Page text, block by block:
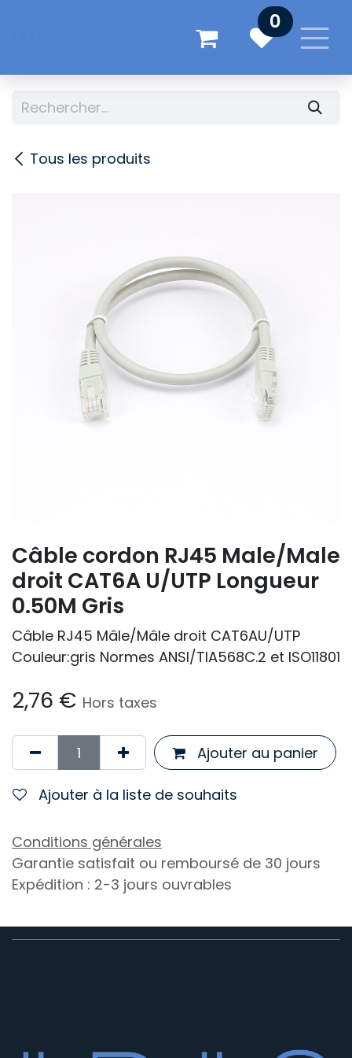
0
Tous les produits
Câble cordon RJ45 Male/Male
droit CAT6A U/UTP Longueur
0.50M Gris
Câble RJ45 Mâle/Mâle droit CAT6AU/UTP
Couleur:gris Normes ANSI/TIA568C.2 et ISO11801
2,76 € Hors taxes
Ajouter au panier
Ajouter à la liste de souhaits
Conditions générales
Garantie satisfait ou remboursé de 30 jours
Expédition : 2-3 jours ouvrables